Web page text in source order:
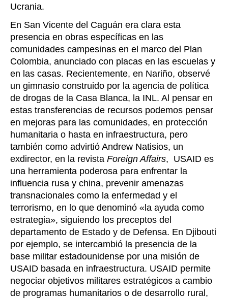
Ucrania.
En San Vicente del Caguán era clara esta
presencia en obras específicas en las
comunidades campesinas en el marco del Plan
Colombia, anunciado con placas en las escuelas y
en las casas. Recientemente, en Nariño, observé
un gimnasio construido por la agencia de política
de drogas de la Casa Blanca, la INL. Al pensar en
estas transferencias de recursos podemos pensar
en mejoras para las comunidades, en protección
humanitaria o hasta en infraestructura, pero
también como advirtió Andrew Natisios, un
exdirector, en la revista Foreign Affairs, USAID es
una herramienta poderosa para enfrentar la
influencia rusa y china, prevenir amenazas
transnacionales como la enfermedad y el
terrorismo, en lo que denominó «la ayuda como
estrategia», siguiendo los preceptos del
departamento de Estado y de Defensa. En Djibouti
por ejemplo, se intercambió la presencia de la
base militar estadounidense por una misión de
USAID basada en infraestructura. USAID permite
negociar objetivos militares estratégicos a cambio
de programas humanitarios o de desarrollo rural,